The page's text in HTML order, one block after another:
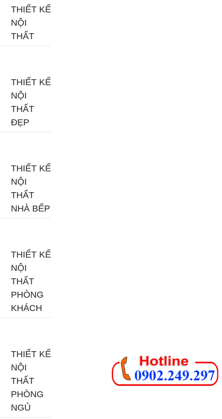
THIẾT KẾ
NỘI
THẤT
THIẾT KẾ
NỘI
THẤT
ĐẸP
THIẾT KẾ
NỘI
THẤT
NHÀ BẾP
THIẾT KẾ
NỘI
THẤT
PHÒNG
KHÁCH
THIẾT KẾ
NỘI
THẤT
PHÒNG
NGỦ